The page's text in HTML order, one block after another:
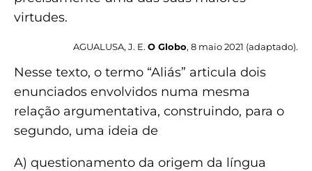
virtudes.
AGUALUSA, J. E. O Globo, 8 maio 2021 (adaptado).
Nesse texto, o termo “Aliás” articula dois
enunciados envolvidos numa mesma
relação argumentativa, construindo, para o
segundo, uma ideia de
A) questionamento da origem da língua